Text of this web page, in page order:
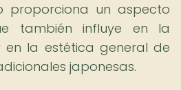
proporciona un aspecto
también influye en la
la estética general de
japonesas.